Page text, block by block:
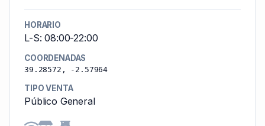
HORARIO
L-S: 08:00-22:00
COORDENADAS
39.28572, -2.57964
TIPO VENTA
Público General